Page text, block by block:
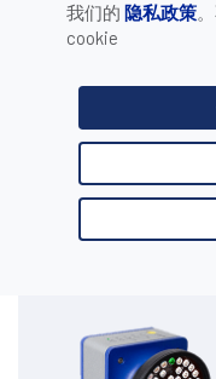
我们的 隐私政策
cookie
DATALOGIC得利捷
时，轻松地识别它们
包裹上的条码信息，